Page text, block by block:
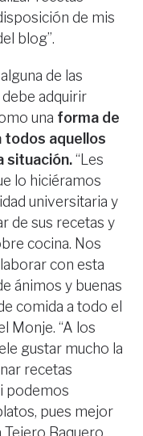
de mis
blog”.
de las
adquirir
una forma de
todos aquellos
situación.“Les
lo hiciéramos
universitaria y
de sus recetas y
cocina. Nos
con esta
ánimos y buenas
comida a todo el
Monje. “A los
gustar mucho la
recetas
podemos
pues mejor
Baquero.